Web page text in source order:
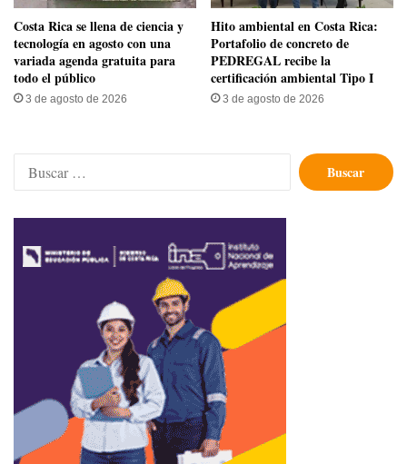
​Costa Rica se llena de ciencia y
tecnología en agosto con una
variada agenda gratuita para
todo el público
3 de agosto de 2026
Hito ambiental en Costa Rica:
Portafolio de concreto de
PEDREGAL recibe la
certificación ambiental Tipo I
3 de agosto de 2026
Buscar: